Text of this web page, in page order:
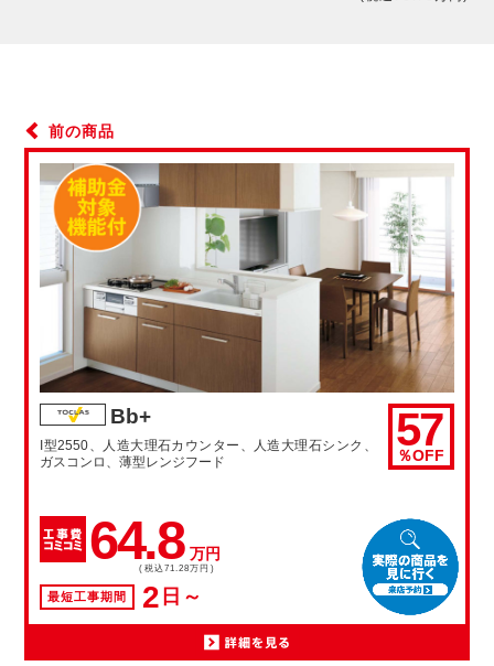
57
％OFF
Bb+
I型2550、人造大理石カウンター、人造大理石シンク、
ガスコンロ、薄型レンジフード
64.8 万円
(税込71.28万円)
最短工事期間 2 日～